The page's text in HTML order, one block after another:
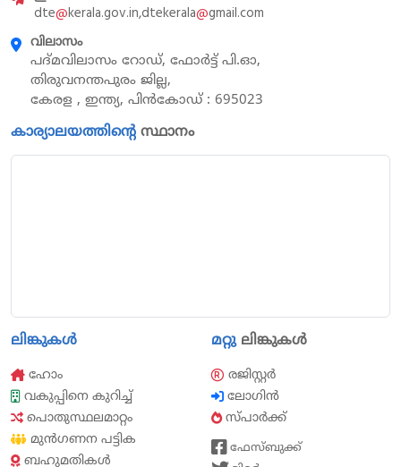
dte@kerala.gov.in,dtekerala@gmail.com
വിലാസം
പദ്മവിലാസം റോഡ്, ഫോർട്ട് പി.ഓ,
തിരുവനന്തപുരം ജില്ല,
കേരള , ഇന്ത്യ, പിൻകോഡ് : 695023
കാര്യാലയത്തിന്റെ സ്ഥാനം
ലിങ്കുകൾ
ഹോം
വകുപ്പിനെ കുറിച്ച്
പൊതുസ്ഥലമാറ്റം
മുൻഗണന പട്ടിക
ബഹുമതികൾ
മറ്റുലിങ്കുകൾ
രജിസ്റ്റർ
ലോഗിൻ
സ്പാർക്ക്
ഫേസ്ബുക്ക്